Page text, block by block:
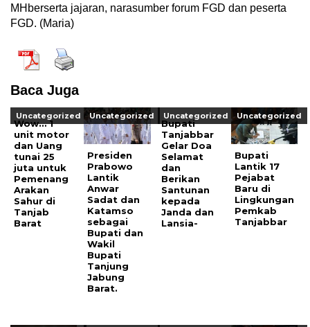
MHberserta jajaran, narasumber forum FGD dan peserta
FGD. (Maria)
Baca Juga
Uncategorized
Wow… 1
unit motor
dan Uang
tunai 25
juta untuk
Pemenang
Arakan
Sahur di
Tanjab
Barat
Uncategorized
Presiden
Prabowo
Lantik
Anwar
Sadat dan
Katamso
sebagai
Bupati dan
Wakil
Bupati
Tanjung
Jabung
Barat.
Uncategorized
Bupati
Tanjabbar
Gelar Doa
Selamat
dan
Berikan
Santunan
kepada
Janda dan
Lansia-
Uncategorized
Bupati
Lantik 17
Pejabat
Baru di
Lingkungan
Pemkab
Tanjabbar